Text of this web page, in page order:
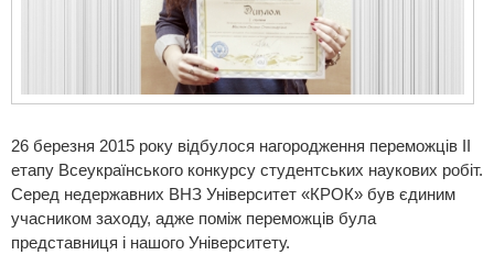
26 березня 2015 року відбулося нагородження переможців ІІ
етапу Всеукраїнського конкурсу студентських наукових робіт.
Серед недержавних ВНЗ Університет «КРОК» був єдиним
учасником заходу, адже поміж переможців була
представниця і нашого Університету.